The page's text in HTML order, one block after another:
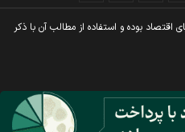
اقتصاد بوده و استفاده از مطالب آن با ذکر